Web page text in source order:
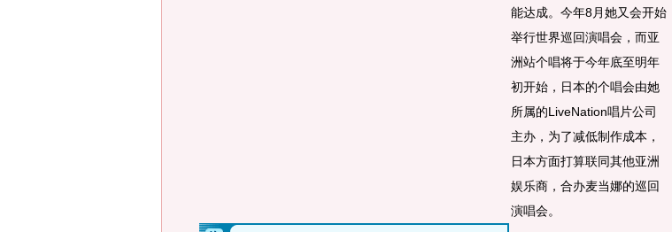
能达成。 今年8月她又会开始
举行世界巡回演唱会，而亚
洲站个唱将于今年底至明年
初开始，日本的个唱会由她
所属的LiveNation唱片公司
主办，为了减低制作成本，
日本方面打算联同其他亚洲
娱乐商，合办麦当娜的巡回
演唱会。